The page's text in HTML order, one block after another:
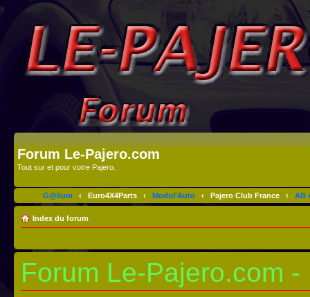
Forum Le-Pajero.com
Tout sur et pour votre Pajero.
G@lium ‹ Euro4X4Parts ‹ Modul'Auto ‹ Pajero Club France ‹ AB
Index du forum
Forum Le-Pajero.com